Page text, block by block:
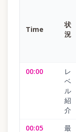
Time
状
況
00:00
レ
ベ
ル
紹
介
00:05
最